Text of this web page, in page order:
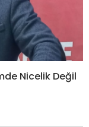
Nicelik Değil